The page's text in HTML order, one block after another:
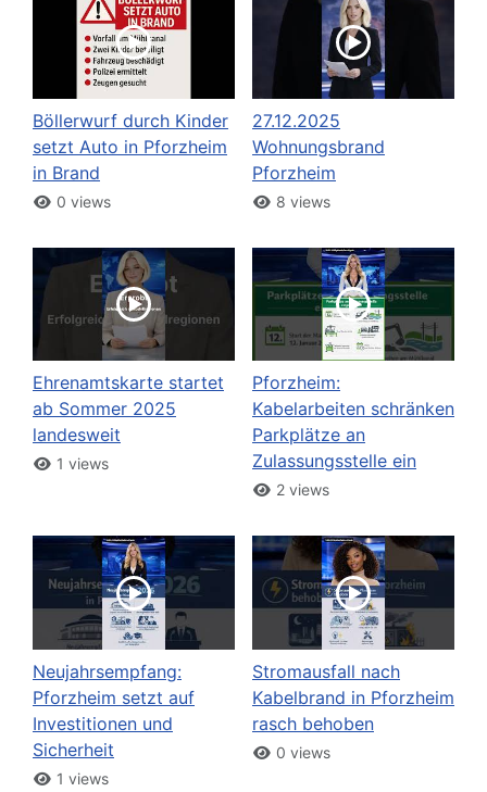
Böllerwurf durch Kinder
setzt Auto in Pforzheim
in Brand
0 views
27.12.2025
Wohnungsbrand
Pforzheim
8 views
Ehrenamtskarte startet
ab Sommer 2025
landesweit
1 views
Pforzheim:
Kabelarbeiten schränken
Parkplätze an
Zulassungsstelle ein
2 views
Neujahrsempfang:
Pforzheim setzt auf
Investitionen und
Sicherheit
1 views
Stromausfall nach
Kabelbrand in Pforzheim
rasch behoben
0 views